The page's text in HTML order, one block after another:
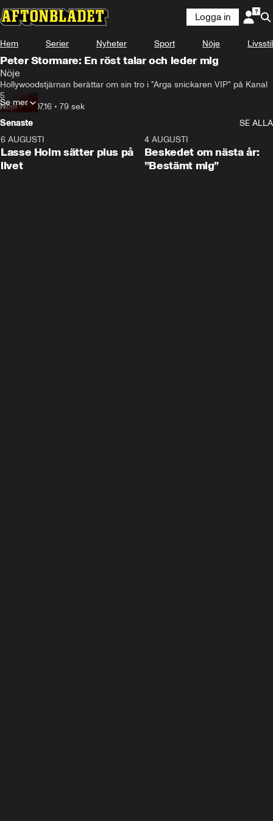
Logga in
Hem Serier Nyheter Sport Nöje Livsstil
Peter Stormare: En röst talar och leder mig
Nöje
Hollywoodstjärnan berättar om sin tro i "Arga snickaren VIP" på Kanal
5
Nöje•14.07.16 • 79 sek
Se mer
Senaste
SE ALLA
6 AUGUSTI
Lasse Holm sätter plus på
livet
4 AUGUSTI
Beskedet om nästa år:
”Bestämt mig”